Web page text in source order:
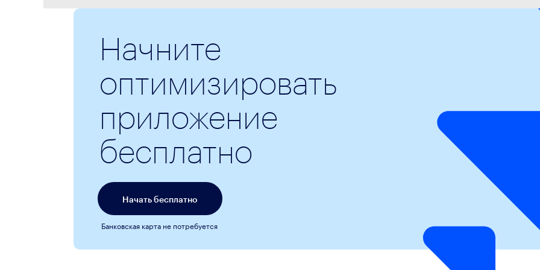
Начните
оптимизировать
приложение
бесплатно
Начать бесплатно
Банковская карта не потребуется